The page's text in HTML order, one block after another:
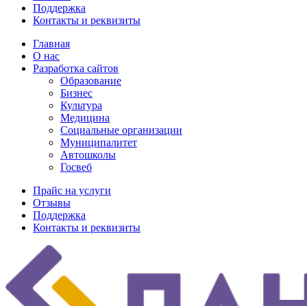
Поддержка
Контакты и реквизиты
Главная
О нас
Разработка сайтов
Образование
Бизнес
Культура
Медицина
Социальные организации
Муниципалитет
Автошколы
Госвеб
Прайс на услуги
Отзывы
Поддержка
Контакты и реквизиты